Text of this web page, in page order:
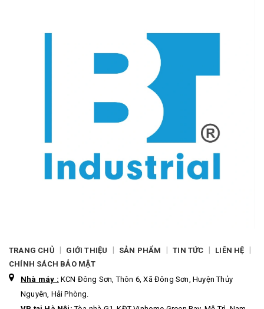
TRANG CHỦ GIỚI THIỆU SẢN PHẨM TIN TỨC LIÊN HỆ
CHÍNH SÁCH BẢO MẬT
Nhà máy : KCN Đông Sơn, Thôn 6, Xã Đông Sơn, Huyện Thủy
Nguyên, Hải Phòng.